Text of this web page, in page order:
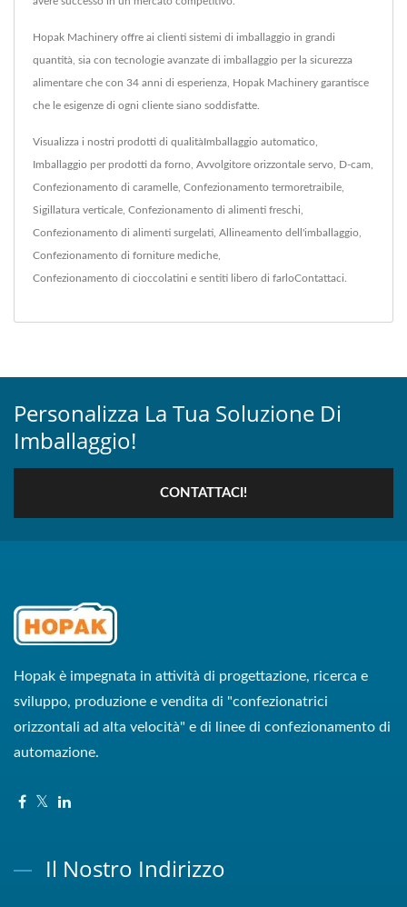
Hopak Machinery offre ai clienti sistemi di imballaggio in grandi
quantità, sia con tecnologie avanzate di imballaggio per la sicurezza
alimentare che con 34 anni di esperienza, Hopak Machinery garantisce
che le esigenze di ogni cliente siano soddisfatte.
Visualizza i nostri prodotti di qualità Imballaggio automatico
Imballaggio per prodotti da forno Avvolgitore orizzontale servo D-cam
Confezionamento di caramelle Confezionamento termoretraibile
Sigillatura verticale Confezionamento di alimenti freschi
Confezionamento di alimenti surgelati Allineamento dell'imballaggio
Confezionamento di forniture mediche
Confezionamento di cioccolatini e sentiti libero di farloContattaci
Personalizza La Tua Soluzione Di
Imballaggio!
CONTATTACI!
Hopak è impegnata in attività di progettazione, ricerca e
sviluppo, produzione e vendita di "confezionatrici
orizzontali ad alta velocità" e di linee di confezionamento di
automazione.
Il Nostro Indirizzo